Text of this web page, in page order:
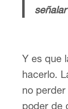
Y es que
hacerlo.
no perder
poder de